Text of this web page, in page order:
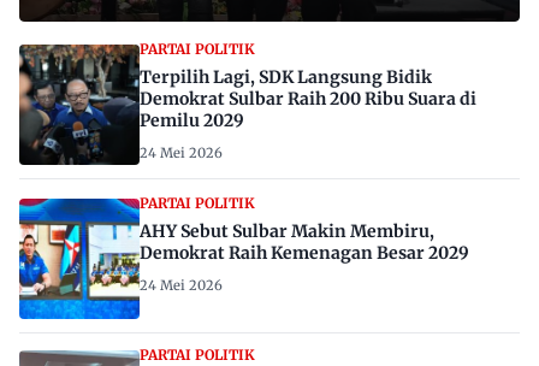
PARTAI POLITIK
Terpilih Lagi, SDK Langsung Bidik
Demokrat Sulbar Raih 200 Ribu Suara di
Pemilu 2029
24 Mei 2026
PARTAI POLITIK
AHY Sebut Sulbar Makin Membiru,
Demokrat Raih Kemenagan Besar 2029
24 Mei 2026
PARTAI POLITIK